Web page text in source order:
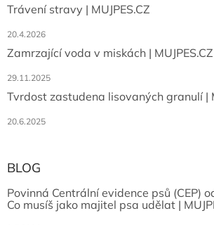
Trávení stravy | MUJPES.CZ
20.4.2026
Zamrzající voda v miskách | MUJPES.CZ
29.11.2025
Tvrdost zastudena lisovaných granulí |
20.6.2025
BLOG
Povinná Centrální evidence psů (CEP)
Co musíš jako majitel psa udělat |